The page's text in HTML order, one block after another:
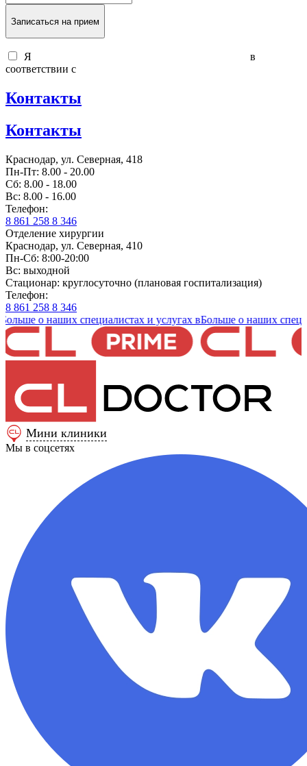
Записаться на прием
Я
в
соответствии с
Контакты
Контакты
Краснодар, ул. Северная, 418
Пн-Пт: 8.00 - 20.00
Сб: 8.00 - 18.00
Вс: 8.00 - 16.00
Телефон:
8 861 258 8 346
Отделение хирургии
Краснодар, ул. Северная, 410
Пн-Сб: 8:00-20:00
Вс: выходной
Стационар: круглосуточно (плановая госпитализация)
Телефон:
8 861 258 8 346
о наших специалистах и услугах вБольше о наших
Мини клиники
Мы в соцсетях